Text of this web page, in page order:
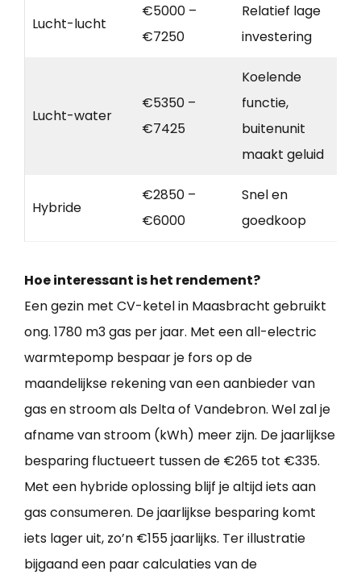
Lucht-lucht
€5000 –
€7250
Relatief lage
investering
Lucht-water
€5350 –
€7425
Koelende
functie,
buitenunit
maakt geluid
Hybride
€2850 –
€6000
Snel en
goedkoop
Hoe interessant is het rendement?
Een gezin met CV-ketel in Maasbracht gebruikt
ong. 1780 m3 gas per jaar. Met een all-electric
warmtepomp bespaar je fors op de
maandelijkse rekening van een aanbieder van
gas en stroom als Delta of Vandebron. Wel zal je
afname van stroom (kWh) meer zijn. De jaarlijkse
besparing fluctueert tussen de €265 tot €335.
Met een hybride oplossing blijf je altijd iets aan
gas consumeren. De jaarlijkse besparing komt
iets lager uit, zo’n €155 jaarlijks. Ter illustratie
bijgaand een paar calculaties van de